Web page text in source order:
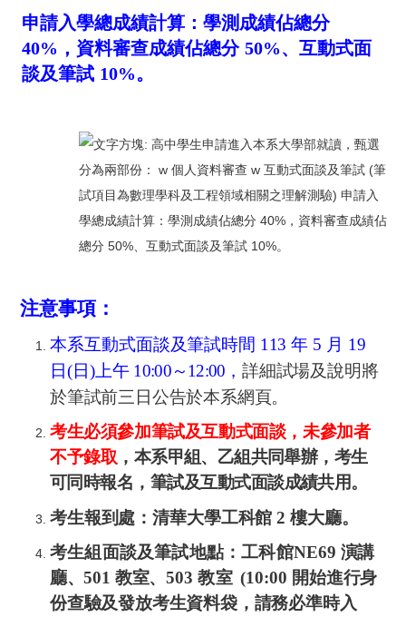
申請入學總成績計算：學測成績佔總分
40% ，資料審查成績佔總分 50%、互動式面
談及筆試 10%。
注意事項：
本系互動式面談及筆試時間 113 年 5 月 19
日(日)上午 10:00～12:00 ， 詳細試場及說明將
於筆試前三日公告於本系網頁。
考生必須參加筆試及互動式面談，未參加者
不予錄取 ，本系甲組、乙組共同舉辦，考生
可同時報名，筆試及互動式面談成績共用。
考生報到處：清華大學工科館2樓大廳。
考生組面談及筆試地點：工科館NE69 演講
廳、501教室、 503 教室(10:00 開始進行身
份查驗及發放考生資料袋，請務必準時入